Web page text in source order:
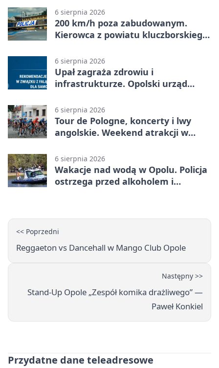
6 sierpnia 2026
200 km/h poza zabudowanym.
Kierowca z powiatu kluczborskiego
6 sierpnia 2026
Upał zagraża zdrowiu i
infrastrukturze. Opolski urząd
6 sierpnia 2026
Tour de Pologne, koncerty i lwy
angolskie. Weekend atrakcji w
6 sierpnia 2026
Wakacje nad wodą w Opolu. Policja
ostrzega przed alkoholem i
<< Poprzedni
Reggaeton vs Dancehall w Mango Club Opole
Następny >>
Stand-Up Opole „Zespół komika drażliwego” —
Paweł Konkiel
Przydatne dane teleadresowe